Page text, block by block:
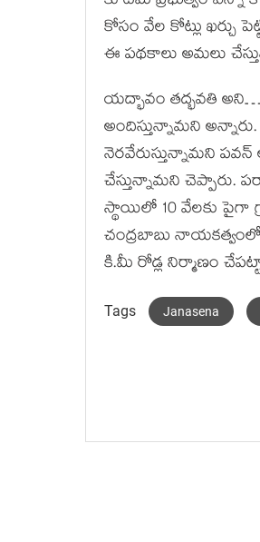
కోసం వేల కోట్లు ఖర్చు
ఈ పథకాలు అమలు
యద్భావం తద్భవతి
అందిస్తున్నామని
నెరవేరుస్తున్నామని
చేస్తున్నామని చెప్పారు.
స్థాయిలో 10 వేలకు పైగా
చంద్రబాబు నాయకత్వంలో
కి.మీ రోడ్ల నిర్మాణం
Tags Janasena